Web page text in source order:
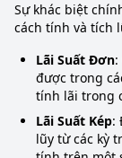
Sự khác biệt
cách tính và tích
Lãi Suất Đơn
được trong
tính lãi trong
Lãi Suất Kép:
lũy từ các kỳ